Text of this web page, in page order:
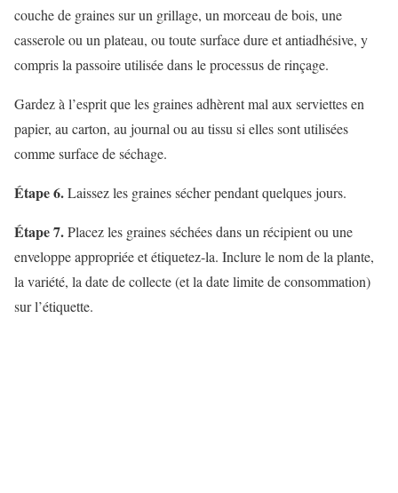
couche de graines sur un grillage, un morceau de bois, une
casserole ou un plateau, ou toute surface dure et antiadhésive, y
compris la passoire utilisée dans le processus de rinçage.
Gardez à l’esprit que les graines adhèrent mal aux serviettes en
papier, au carton, au journal ou au tissu si elles sont utilisées
comme surface de séchage.
Étape 6.Laissez les graines sécher pendant quelques jours.
Étape 7.Placez les graines séchées dans un récipient ou une
enveloppe appropriée et étiquetez-la. Inclure le nom de la plante,
la variété, la date de collecte (et la date limite de consommation)
sur l’étiquette.